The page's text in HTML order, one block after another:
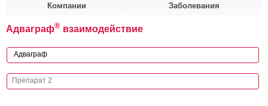
Компании Заболевания
Адваграф® взаимодействие